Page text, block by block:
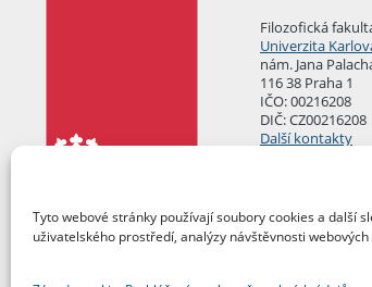
Tyto webové stránky používají soubory cookies a další
uživatelského prostředí, analýzy návštěvnosti
Filozofická
Univerzita
nám. Jana
116 38 Praha 1
IČO: 00216208
DIČ: CZ00216208
Další kontakty